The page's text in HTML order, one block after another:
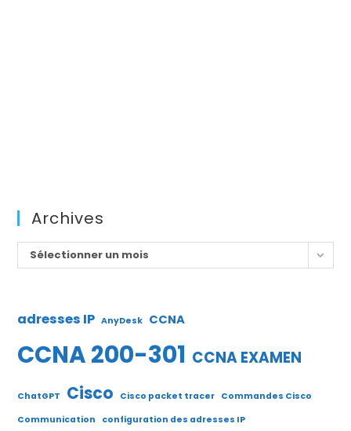
Archives
Archives
Sélectionner un mois
adresses IP AnyDesk CCNA
CCNA 200-301 CCNA EXAMEN
ChatGPT Cisco Cisco packet tracer Commandes Cisco
Communication
configuration des adresses IP